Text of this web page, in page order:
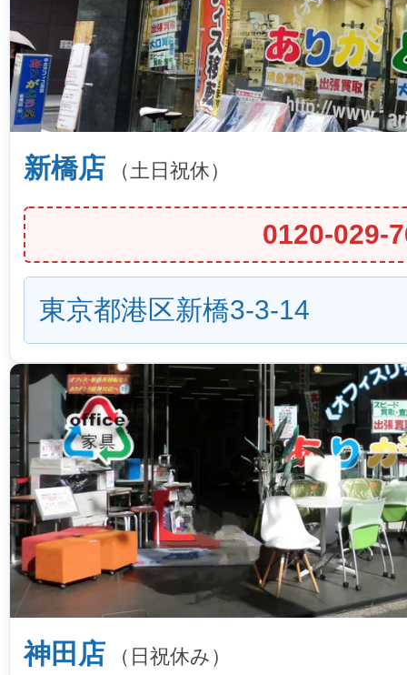
新橋店 （土日祝休）
0120-029-
東京都港区新橋3-3-14
神田店 （日祝休み）